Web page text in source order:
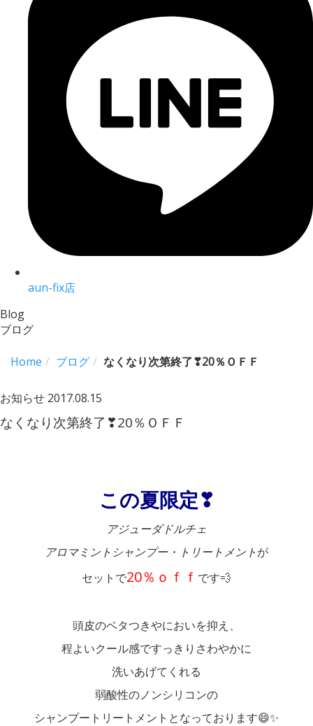
aun-fix店
Blog
ブログ
Home ブログ なくなり次第終了❣20％ＯＦＦ
お知らせ 2017.08.15
なくなり次第終了❣20％ＯＦＦ
この夏限定❣
アジューダドルチェ
アロマミントシャンプー・トリートメントが
セットで20％ｏｆｆ です💨
頭皮のベタつきやにおいを抑え、
程よいクール感ですっきりさわやかに
洗いあげてくれる
弱酸性のノンシリコンの
シャンプートリートメントとなっております😄✨